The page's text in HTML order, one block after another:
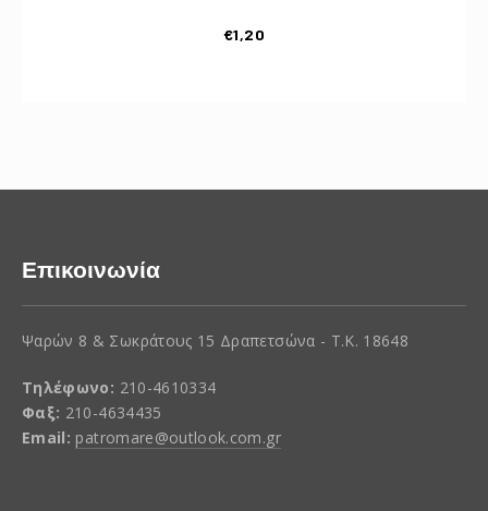
€1,20
Επικοινωνία
Ψαρών 8 & Σωκράτους 15 Δραπετσώνα - Τ.Κ. 18648
Τηλέφωνο: 210-4610334
Φαξ: 210-4634435
Email: patromare@outlook.com.gr